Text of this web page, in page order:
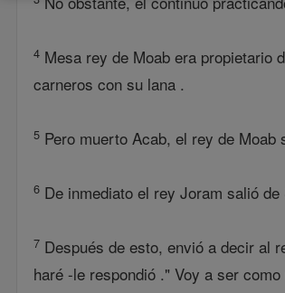
4 Mesa rey de Moab era propietario
carneros con su lana .
5 Pero muerto Acab, el rey de
6 De inmediato el rey Joram salió
7 Después de esto, envió a decir al
haré -le respondió ." Voy a ser